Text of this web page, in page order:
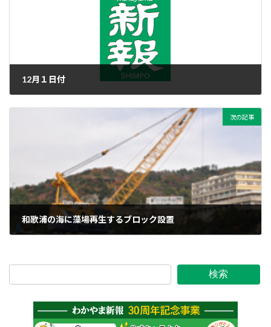
12月１日付
次の記事
和歌浦の海に藻場再生するブロック設置
検索